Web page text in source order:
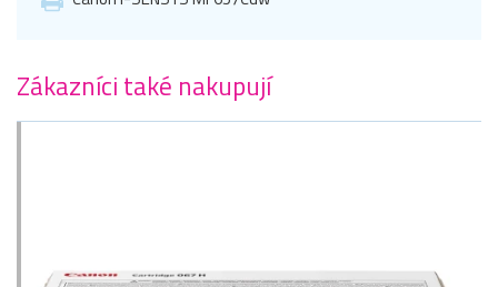
Zákazníci také nakupují